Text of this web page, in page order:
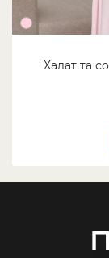
Халат та